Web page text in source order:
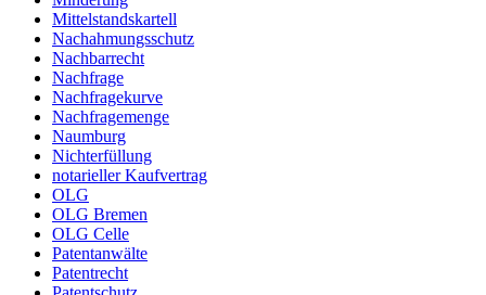
Mittelstandskartell
Nachahmungsschutz
Nachbarrecht
Nachfrage
Nachfragekurve
Nachfragemenge
Naumburg
Nichterfüllung
notarieller Kaufvertrag
OLG
OLG Bremen
OLG Celle
Patentanwälte
Patentrecht